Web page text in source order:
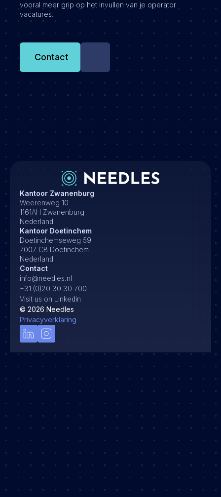
vooral meer grip op het invullen van je operator
vacatures.
Contact
Kantoor Zwanenburg
Weerenweg 10
1161AH Zwanenburg
Nederland
Kantoor Doetinchem
Doetinchemseweg 59
7007 CB Doetinchem
Nederland
Contact
info@needles.nl
+31 (0)20 30 30 700
Visit us on Linkedin
© 2026 Needles
Privacyverklaring